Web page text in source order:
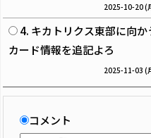
2025-10-20 (
4. キカトリクス東部に向
カード情報を追記よろ
2025-11-03 (
コメント